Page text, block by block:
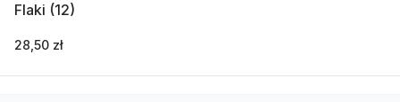
Flaki (12)
28,50 zł